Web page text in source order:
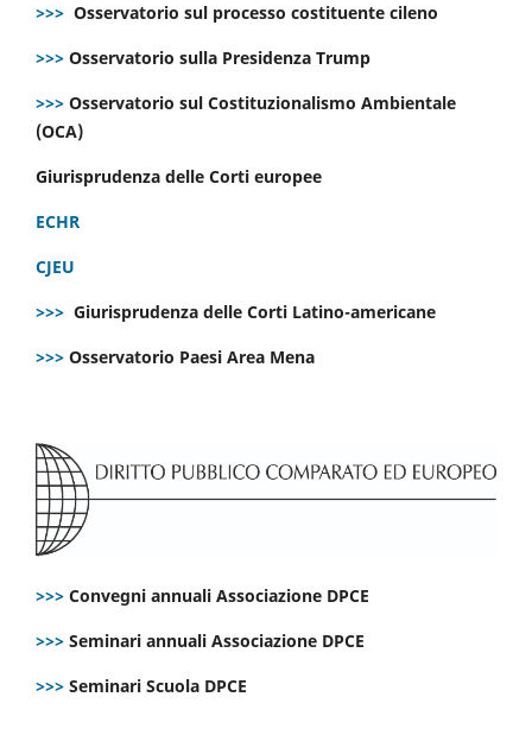
>>> Osservatorio sul processo costituente cileno
>>> Osservatorio sulla Presidenza Trump
>>> Osservatorio sul Costituzionalismo Ambientale
(OCA)
Giurisprudenza delle Corti europee
ECHR
CJEU
>>> Giurisprudenza delle Corti Latino-americane
>>> Osservatorio Paesi Area Mena
>>> Convegni annuali Associazione DPCE
>>> Seminari annuali Associazione DPCE
>>> Seminari Scuola DPCE